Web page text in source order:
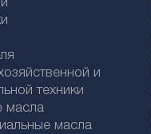
и
техники
масла
масла